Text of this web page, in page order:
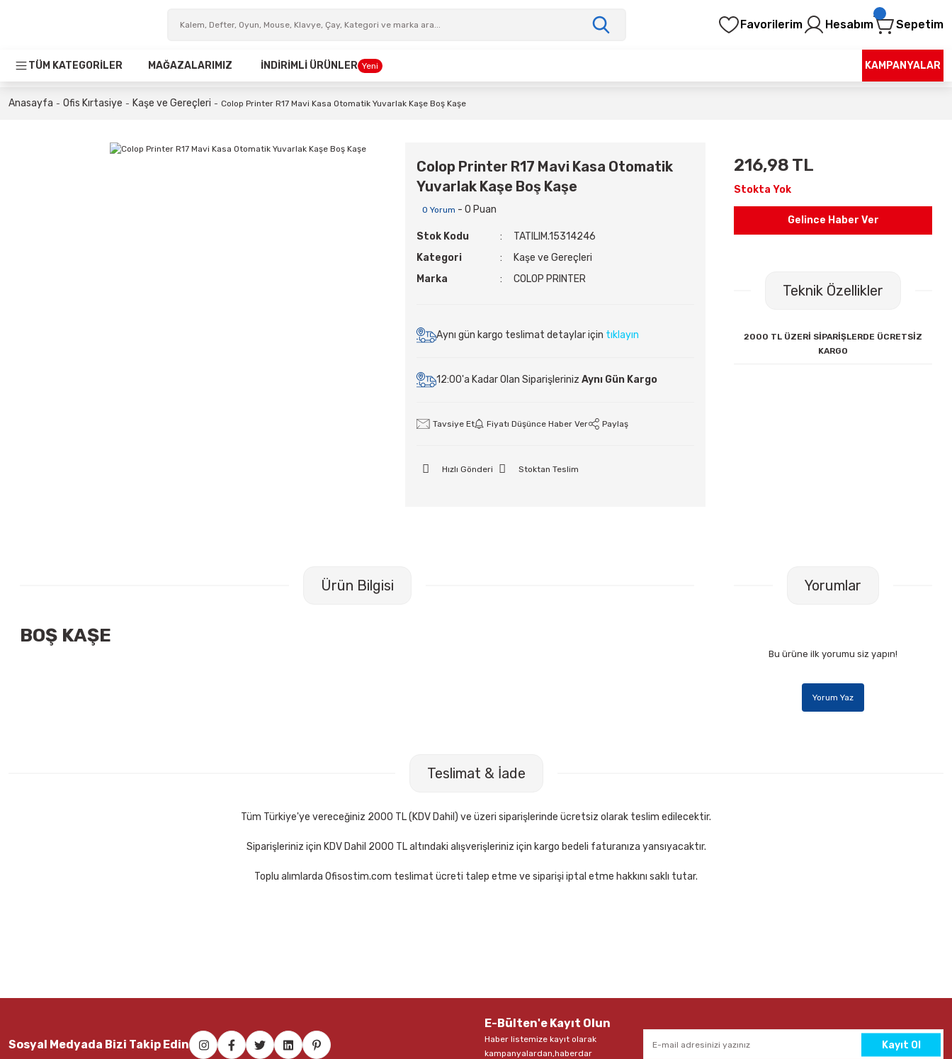
Favorilerim Hesabım Sepetim
TÜM KATEGORİLER MAĞAZALARIMIZ İNDİRİMLİ ÜRÜNLER Yeni KAMPANYALAR
Anasayfa Ofis Kırtasiye Kaşe ve Gereçleri Colop Printer R17 Mavi Kasa Otomatik Yuvarlak Kaşe Boş Kaşe
Colop Printer R17 Mavi Kasa Otomatik
Yuvarlak Kaşe Boş Kaşe
0 Yorum - 0 Puan
Stok Kodu
TATILIM.15314246
Kategori
Kaşe ve Gereçleri
Marka
COLOP PRINTER
Aynı gün kargo teslimat detaylar için tıklayın
12:00'a Kadar Olan Siparişleriniz Aynı Gün Kargo
Tavsiye Et Fiyatı Düşünce Haber Ver Paylaş
Hızlı Gönderi Stoktan Teslim
216,98 TL
Stokta Yok
Gelince Haber Ver
Teknik Özellikler
2000 TL ÜZERİ SİPARİŞLERDE ÜCRETSİZ
KARGO
Ürün Bilgisi
BOŞ KAŞE
Yorumlar
Bu ürüne ilk yorumu siz yapın!
Yorum Yaz
Teslimat & İade
Tüm Türkiye'ye vereceğiniz 2000 TL (KDV Dahil) ve üzeri siparişlerinde ücretsiz olarak teslim edilecektir.
Siparişleriniz için KDV Dahil 2000 TL altındaki alışverişleriniz için kargo bedeli faturanıza yansıyacaktır.
Toplu alımlarda Ofisostim.com teslimat ücreti talep etme ve siparişi iptal etme hakkını saklı tutar.
Sosyal Medyada Bizi Takip Edin
E-Bülten'e Kayıt Olun
Haber listemize kayıt olarak
kampanyalardan,haberdar
Kayıt Ol